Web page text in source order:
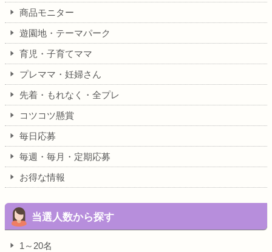
商品モニター
遊園地・テーマパーク
育児・子育てママ
プレママ・妊婦さん
先着・もれなく・全プレ
コツコツ懸賞
毎日応募
毎週・毎月・定期応募
お得な情報
当選人数から探す
1～20名